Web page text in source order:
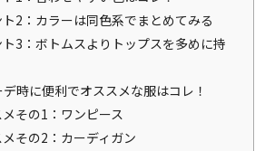
2：カラーは同色系でまとめてみる
3：ボトムスよりトップスを多めに持
デ時に便利でオススメな服はコレ！
その1：ワンピース
その2：カーディガン